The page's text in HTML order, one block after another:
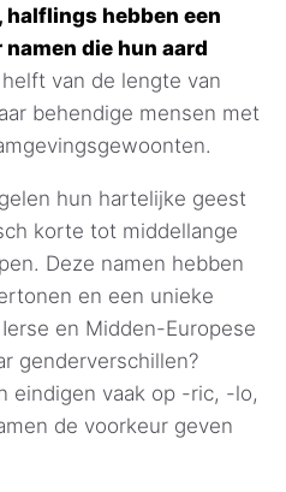
hebben een
die hun aard
van de lengte van
behendige mensen met
hun hartelijke geest
korte tot middellange
Deze namen hebben
en een unieke
en Midden-Europese
genderverschillen?
eindigen vaak op -ric, -lo,
de voorkeur geven